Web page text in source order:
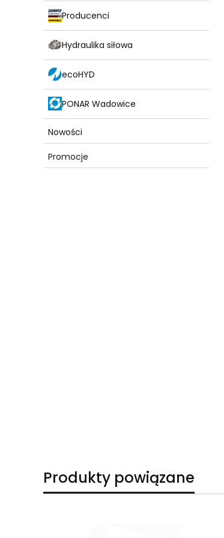
Producenci
Hydraulika siłowa
ecoHYD
PONAR Wadowice
Nowości
Promocje
Produkty powiązane